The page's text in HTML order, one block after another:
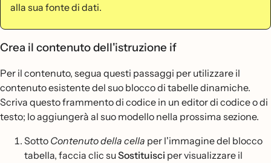
alla sua fonte di dati.
Crea il contenuto dell'istruzione if
Per il contenuto, segua questi passaggi per utilizzare il
contenuto esistente del suo blocco di tabelle dinamiche.
Scriva questo frammento di codice in un editor di codice o di
testo; lo aggiungerà al suo modello nella prossima sezione.
Sotto Contenuto della cella per l'immagine del blocco
tabella, faccia clic suSostituisci per visualizzare il